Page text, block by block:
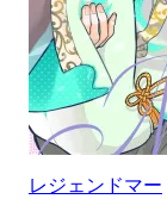
レジェンドマー